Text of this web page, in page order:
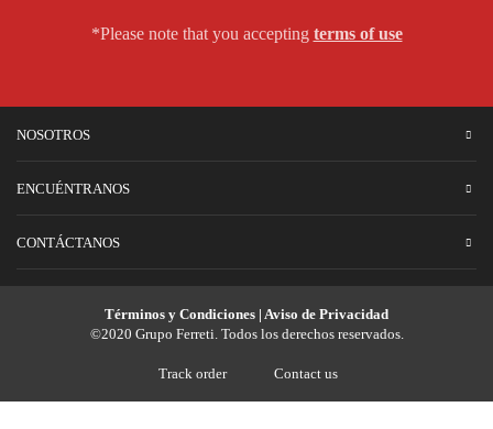
*Please note that you accepting terms of use
NOSOTROS
ENCUÉNTRANOS
CONTÁCTANOS
Términos y Condiciones | Aviso de Privacidad
©2020 Grupo Ferreti. Todos los derechos reservados.
Track order Contact us